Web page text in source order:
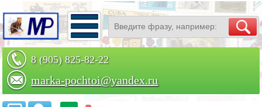
8 (905) 825-82-22
marka-pochtoi@yandex.ru